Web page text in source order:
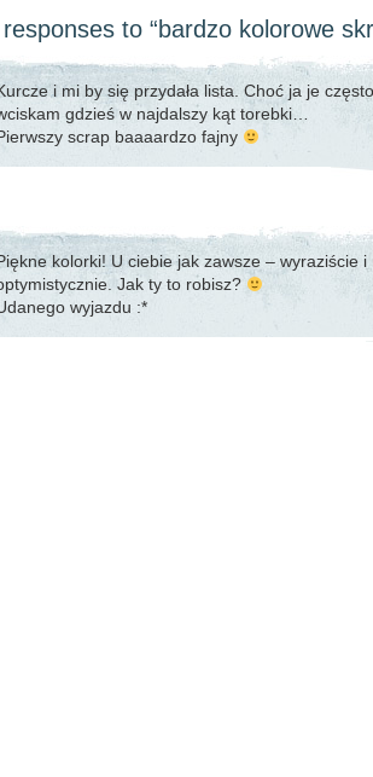
to “bardzo kolorowe
i mi by się przydała lista. Choć ja je
gdzieś w najdalszy kąt torebki…
scrap baaaardzo fajny
kolorki! U ciebie jak zawsze – wyraziście i
Jak ty to robisz?
wyjazdu :*